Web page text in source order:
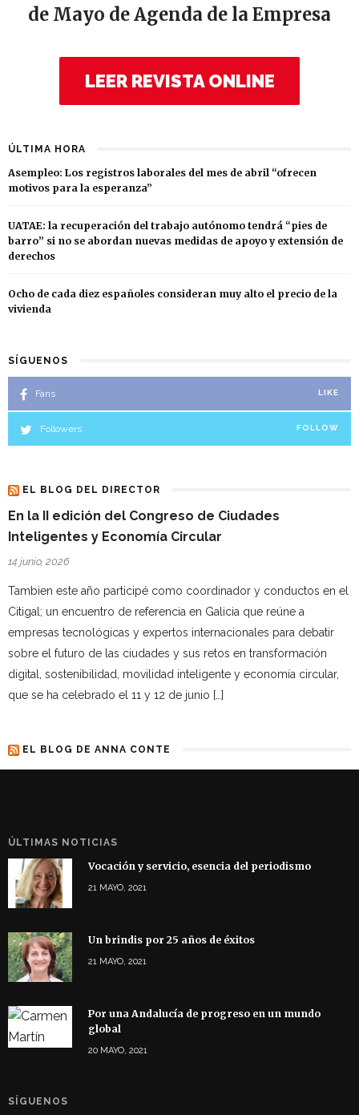
de Mayo de Agenda de la Empresa
LEER REVISTA ONLINE
ÚLTIMA HORA
Asempleo: Los registros laborales del mes de abril “ofrecen
motivos para la esperanza”
UATAE: la recuperación del trabajo autónomo tendrá “pies de
barro” si no se abordan nuevas medidas de apoyo y extensión de
derechos
Ocho de cada diez españoles consideran muy alto el precio de la
vivienda
SÍGUENOS
Fans LIKE
Followers FOLLOW
EL BLOG DEL DIRECTOR
En la II edición del Congreso de Ciudades
Inteligentes y Economía Circular
14 junio, 2026
Tambien este año participé como coordinador y conductos en el
Citigal; un encuentro de referencia en Galicia que reúne a
empresas tecnológicas y expertos internacionales para debatir
sobre el futuro de las ciudades y sus retos en transformación
digital, sostenibilidad, movilidad inteligente y economía circular,
que se ha celebrado el 11 y 12 de junio […]
EL BLOG DE ANNA CONTE
ÚLTIMAS NOTICIAS
Vocación y servicio, esencia del periodismo
21 MAYO, 2021
Un brindis por 25 años de éxitos
21 MAYO, 2021
Por una Andalucía de progreso en un mundo
global
20 MAYO, 2021
SÍGUENOS